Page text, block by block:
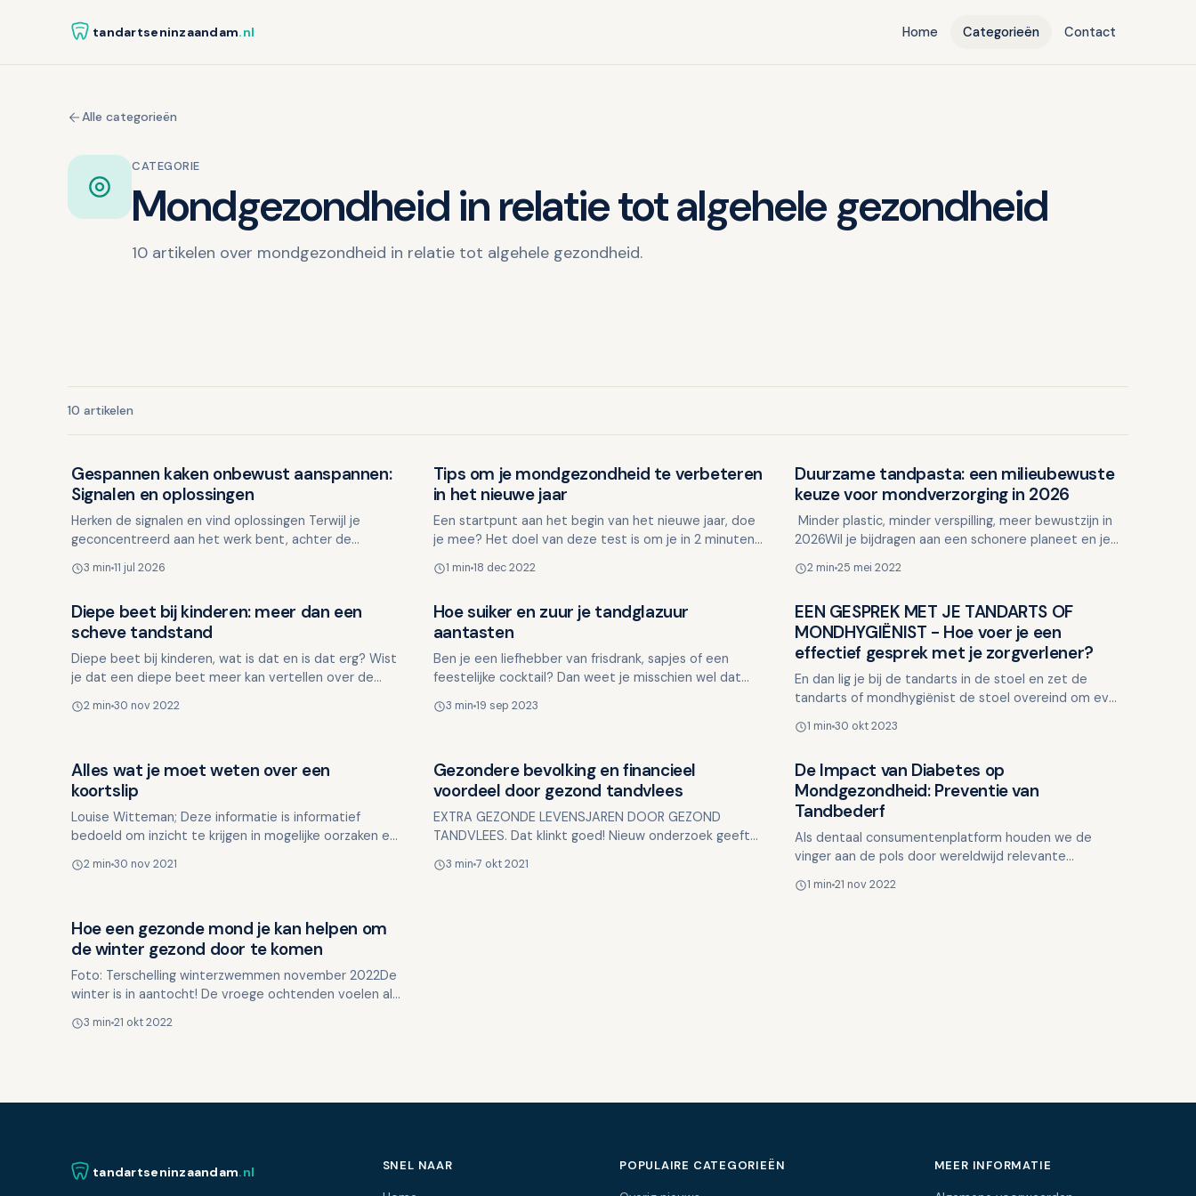
tandartseninzaandam.nl Home Categorieën Contact
Alle categorieën
CATEGORIE
Mondgezondheid in relatie tot algehele gezondheid
10 artikelen over mondgezondheid in relatie tot algehele gezondheid.
10 artikelen
Mondgezondheid in relatie tot algehele gezondheid
Gespannen kaken onbewust aanspannen:
Signalen en oplossingen
Herken de signalen en vind oplossingen Terwijl je
geconcentreerd aan het werk bent, achter de
onbewust je kake…
3 min 11 jul 2026
Mondgezondheid in relatie tot algehele gezondheid
Tips om je mondgezondheid te verbeteren
in het nieuwe jaar
Een startpunt aan het begin van het nieuwe jaar, doe
je mee? Het doel van deze test is om je in 2 minuten
mondverzorgingsgewoont…
1 min 18 dec 2022
Mondgezondheid in relatie tot algehele gezondheid
Duurzame tandpasta: een milieubewuste
keuze voor mondverzorging in 2026
Minder plastic, minder verspilling, meer bewustzijn in
2026Wil je bijdragen aan een schonere planeet en je
2 min25 mei 2022
Mondgezondheid in relatie tot algehele gezondheid
Diepe beet bij kinderen: meer dan een
scheve tandstand
Diepe beet bij kinderen, wat is dat en is dat erg? Wist
je dat een diepe beet meer kan vertellen over de
eerste g…
2 min 30 nov 2022
Mondgezondheid in relatie tot algehele gezondheid
Hoe suiker en zuur je tandglazuur
aantasten
Ben je een liefhebber van frisdrank, sapjes of een
feestelijke cocktail? Dan weet je misschien wel dat
be…
3 min 19 sep 2023
Mondgezondheid in relatie tot algehele gezondheid
EEN GESPREK MET JE TANDARTS OF
MONDHYGIËNIST - Hoe voer je een
effectief gesprek met je zorgverlener?
En dan lig je bij de tandarts in de stoel en zet de
tandarts of mondhygiënist de stoel overeind om even
goeds.…
1 min30 okt 2023
Mondgezondheid in relatie tot algehele gezondheid
Alles wat je moet weten over een
koortslip
Louise Witteman; Deze informatie is informatief
bedoeld om inzicht te krijgen in mogelijke oorzaken en
vervangi…
2 min 30 nov 2021
Mondgezondheid in relatie tot algehele gezondheid
Gezondere bevolking en financieel
voordeel door gezond tandvlees
EXTRA GEZONDE LEVENSJAREN DOOR GEZOND
TANDVLEES. Dat klinkt goed! Nieuw onderzoek geeft
economische impact van parodon…
3 min 7 okt 2021
Mondgezondheid in relatie tot algehele gezondheid
De Impact van Diabetes op
Mondgezondheid: Preventie van
Tandbederf
Als dentaal consumentenplatform houden we de
vinger aan de pols door wereldwijd relevante
dat interessant of wa…
1 min21 nov 2022
Mondgezondheid in relatie tot algehele gezondheid
Hoe een gezonde mond je kan helpen om
de winter gezond door te komen
Foto: Terschelling winterzwemmen november 2022De
winter is in aantocht! De vroege ochtenden voelen al
overb…
3 min 21 okt 2022
tandartseninzaandam.nl SNEL NAAR POPULAIRE CATEGORIEËN MEER INFORMATIE